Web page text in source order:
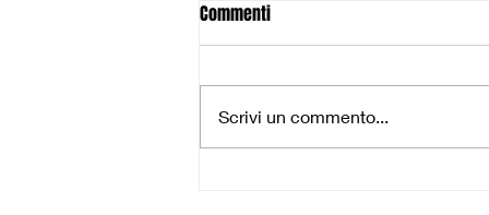
Commenti
Scrivi un commento...